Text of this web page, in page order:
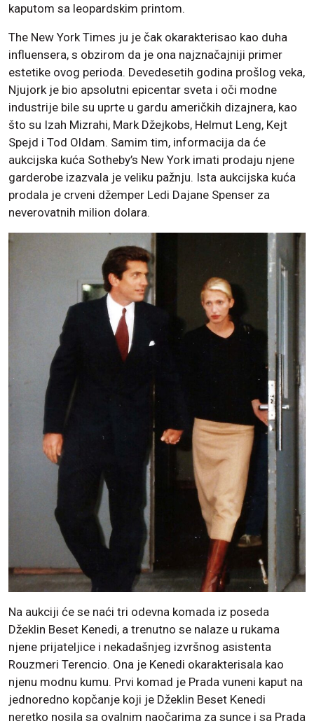
kaputom sa leopardskim printom.
The New York Times ju je čak okarakterisao kao duha
influensera, s obzirom da je ona najznačajniji primer
estetike ovog perioda. Devedesetih godina prošlog veka,
Njujork je bio apsolutni epicentar sveta i oči modne
industrije bile su uprte u gardu američkih dizajnera, kao
što su Izah Mizrahi, Mark Džejkobs, Helmut Leng, Kejt
Spejd i Tod Oldam. Samim tim, informacija da će
aukcijska kuća Sotheby’s New York imati prodaju njene
garderobe izazvala je veliku pažnju. Ista aukcijska kuća
prodala je crveni džemper Ledi Dajane Spenser za
neverovatnih milion dolara.
Na aukciji će se naći tri odevna komada iz poseda
Džeklin Beset Kenedi, a trenutno se nalaze u rukama
njene prijateljice i nekadašnjeg izvršnog asistenta
Rouzmeri Terencio. Ona je Kenedi okarakterisala kao
njenu modnu kumu. Prvi komad je Prada vuneni kaput na
jednoredno kopčanje koji je Džeklin Beset Kenedi
neretko nosila sa ovalnim naočarima za sunce i sa Prada